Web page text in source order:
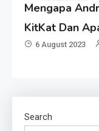
Mengapa
KitKat Dan
6 August 2023
Search